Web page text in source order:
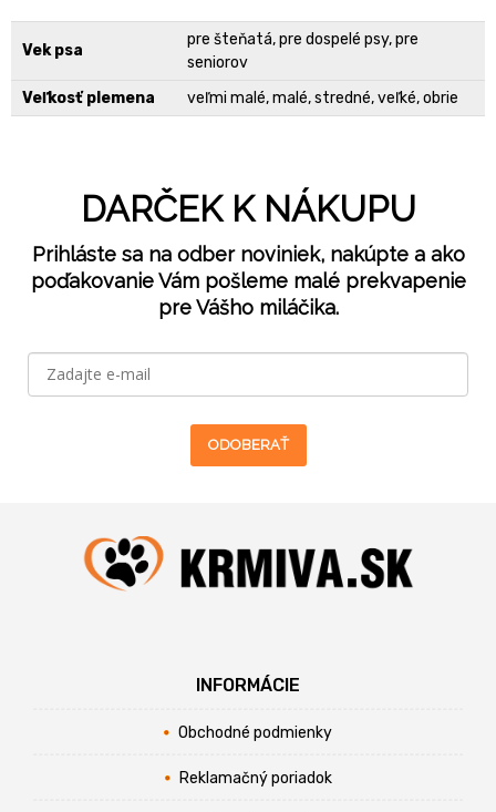
Vek psa
pre šteňatá, pre dospelé psy, pre
seniorov
Veľkosť plemena
veľmi malé, malé, stredné, veľké, obrie
DARČEK K NÁKUPU
Prihláste sa na odber noviniek, nakúpte a ako
poďakovanie Vám pošleme malé prekvapenie
pre Vášho miláčika.
ODOBERAŤ
INFORMÁCIE
Obchodné podmienky
Reklamačný poriadok